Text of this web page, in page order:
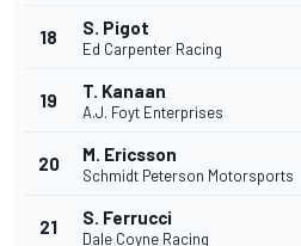
18 S. Pigot
Ed Carpenter Racing
19 T. Kanaan
A.J. Foyt Enterprises
20 M. Ericsson
Schmidt Peterson Motorsports
21 S. Ferrucci
Dale Coyne Racing